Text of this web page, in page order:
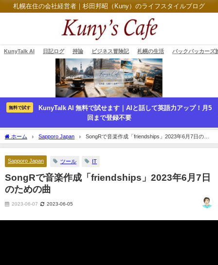
札幌在住の会社経営者｜杉田邦昭（Kuny）のライフスタイルブログ
KunyTalk AI 日記ログ 持論 ビジネス冒険記 札幌の生活 バックパッカーズ
無料で試す
KunyTalk AI 無料で試せます｜AIと話して英語力アップ！月5
回まで登録不要
ホーム Sapporo Japan
SongRで音楽作成「friendships」2023年6月7日のた
めの曲
Sapporo Japan ツール IT
SongRで音楽作成「friendships」2023年6月7日
のための曲
2023-06-07 2023-06-05